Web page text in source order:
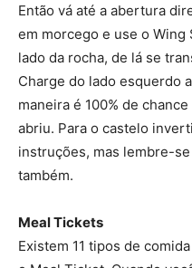
Então vá até a abertura
em morcego e use o Wing
lado da rocha, de lá se
Charge do lado esquerdo
maneira é 100% de
abriu. Para o castelo
instruções, mas lembre-
também.
Meal Tickets
Existem 11 tipos de